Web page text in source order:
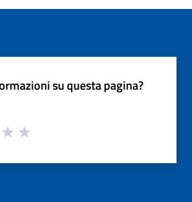
su questa pagina?